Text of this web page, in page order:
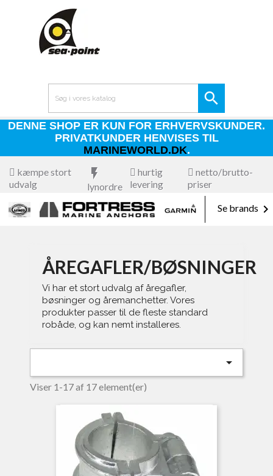

DENNE SHOP ER KUN FOR ERHVERVSKUNDER.
PRIVATKUNDER HENVISES TIL
MARINEWORLD.DK.
kæmpe stort
udvalg
flash_on
lynordre
hurtig
levering
netto/brutto-
priser
Se brands 
ÅREGAFLER/BØSNINGER
Vi har et stort udvalg af åregafler,
bøsninger og åremanchetter. Vores
produkter passer til de fleste standard
robåde, og kan nemt installeres.

Viser 1-17 af 17 element(er)